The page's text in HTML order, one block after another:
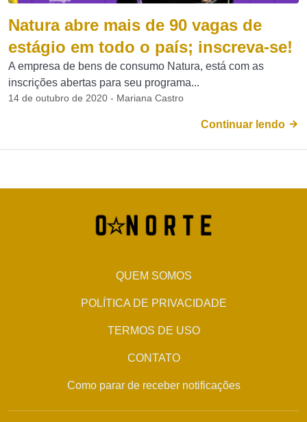
Natura abre mais de 90 vagas de
estágio em todo o país; inscreva-se!
A empresa de bens de consumo Natura, está com as
inscrições abertas para seu programa...
14 de outubro de 2020 - Mariana Castro
Continuar lendo
QUEM SOMOS
POLÍTICA DE PRIVACIDADE
TERMOS DE USO
CONTATO
Como parar de receber notificações